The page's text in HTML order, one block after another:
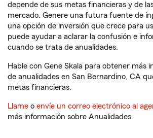
depende de sus metas financieras y de
mercado. Genere una futura fuente de
una opción de inversión que crece para
puede ayudar a aclarar la confusión e
cuando se trata de anualidades.
Hable con Gene Skala para obtener más
de anualidades en San Bernardino, CA
metas financieras.
Llame o envíe un correo electrónico al
más información sobre Anualidades.